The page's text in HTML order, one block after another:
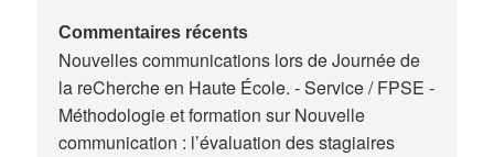
de
stage
en
Belgique
Commentaires récents
Nouvelles communications lors de Journée de
la reCherche en Haute École. - Service / FPSE -
Méthodologie et formation surNouvelle
communication : l’évaluation des stagiaires